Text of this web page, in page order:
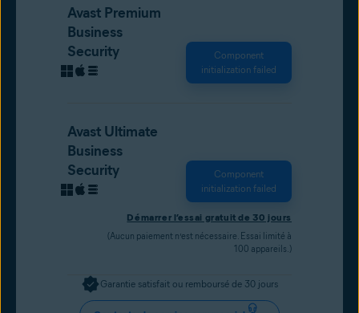
Garantie satisfait ou remboursé de 30 jours
Avast Premium
Business
Security
Component
initialization failed
Avast Ultimate
Business
Security
Component
initialization failed
Démarrer l’essai gratuit de 30 jours
(Aucun paiement n’est nécessaire. Essai limité à
100 appareils.)